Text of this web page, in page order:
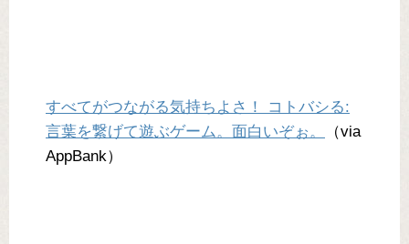
すべてがつながる気持ちよさ！ コトバシる:
言葉を繋げて遊ぶゲーム。面白いぞぉ。
（via
AppBank）